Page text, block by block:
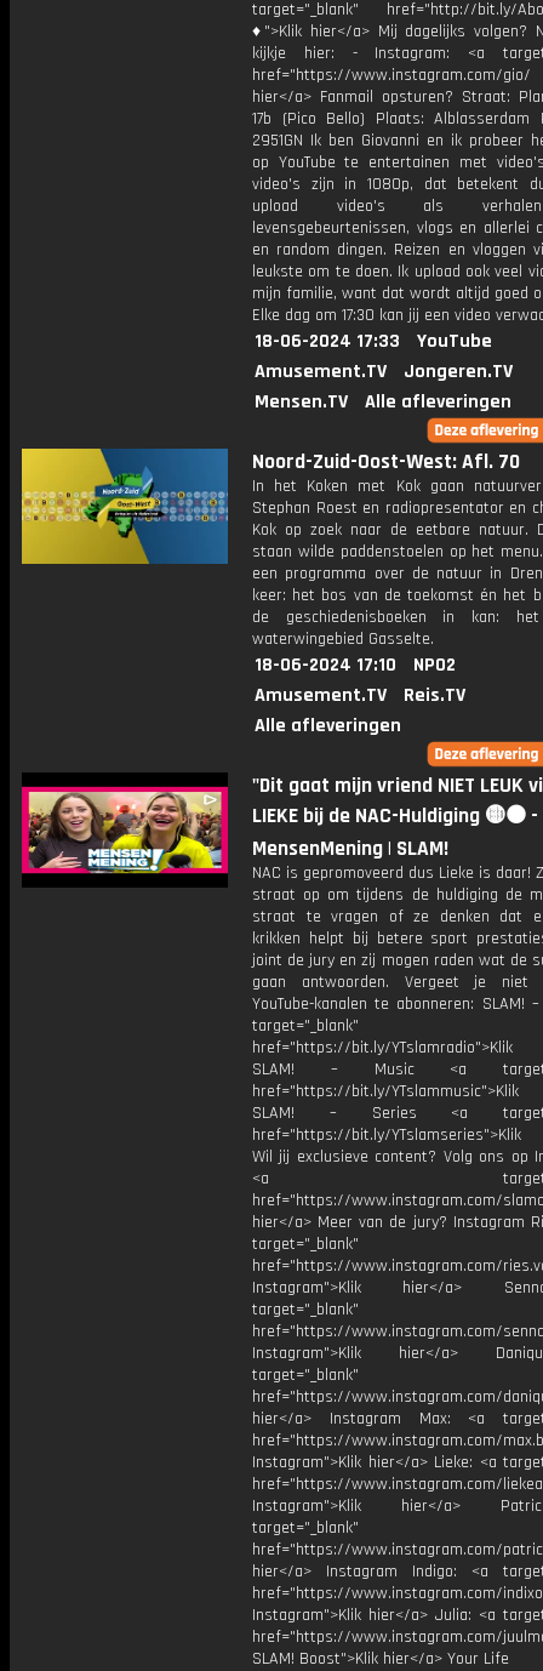
target="_blank" href="http://bit.ly/
♦">Klik hier</a> Mij dagelijks volgen?
kijkje hier: - Instagram: <a
href="https://www.instagram.com/
hier</a> Fanmail opsturen? Straat:
17b (Pico Bello) Plaats: Alblasserdam
2951GN Ik ben Giovanni en ik probeer
op YouTube te entertainen met
video's zijn in 1080p, dat betekent
upload video's als
levensgebeurtenissen, vlogs en allerlei
en random dingen. Reizen en vloggen
leukste om te doen. Ik upload ook veel
mijn familie, want dat wordt altijd goed
Elke dag om 17:30 kan jij een video
18-06-2024 17:33
YouTube
Amusement.TV
Jongeren.TV
Mensen.TV
Alle afleveringen
Noord-Zuid-Oost-West: Afl. 70
In het Koken met Kok gaan
Stephan Roest en radiopresentator en
Kok op zoek naar de eetbare natuur.
staan wilde paddenstoelen op het
een programma over de natuur in
keer: het bos van de toekomst én het
de geschiedenisboeken in kan:
waterwingebied Gasselte.
18-06-2024 17:10
NPO2
Amusement.TV
Reis.TV
Alle afleveringen
"Dit gaat mijn vriend NIET LEUK
LIEKE bij de NAC-Huldiging 🟡⚫ -
MensenMening | SLAM!
NAC is gepromoveerd dus Lieke is daar!
straat op om tijdens de huldiging de
straat te vragen of ze denken dat
krikken helpt bij betere sport
joint de jury en zij mogen raden wat de
gaan antwoorden. Vergeet je niet
YouTube-kanalen te abonneren: SLAM!
target="_blank"
href="https://bit.ly/
SLAM! – Music <a
href="https://bit.ly/
SLAM! – Series <a
href="https://bit.ly/
Wil jij exclusieve content? Volg ons op
<a
href="https://www.instagram.com/
hier</a> Meer van de jury? Instagram
target="_blank"
href="https://www.instagram.com/
Instagram">Klik hier</a>
target="_blank"
href="https://www.instagram.com/
Instagram">Klik hier</a>
target="_blank"
href="https://www.instagram.com/
hier</a> Instagram Max: <a
href="https://www.instagram.com/
Instagram">Klik hier</a> Lieke: <a
href="https://www.instagram.com/
Instagram">Klik hier</a>
target="_blank"
href="https://www.instagram.com/
hier</a> Instagram Indigo: <a
href="https://www.instagram.com/
Instagram">Klik hier</a> Julia: <a
href="https://www.instagram.com/
SLAM! Boost">Klik hier</a> Your Life